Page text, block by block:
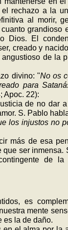
rechazo a la
al morir,
grandio­so
Dios. El
creado y
de la
divino: "No os
para
Apoc. 22):
de no dar
S. Pablo
los injustos no
más de esa
que ser inmensa.
de la
es
mente
es la de daño.